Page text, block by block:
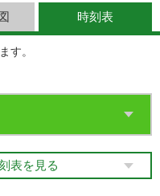
時刻表
す。
表を見る